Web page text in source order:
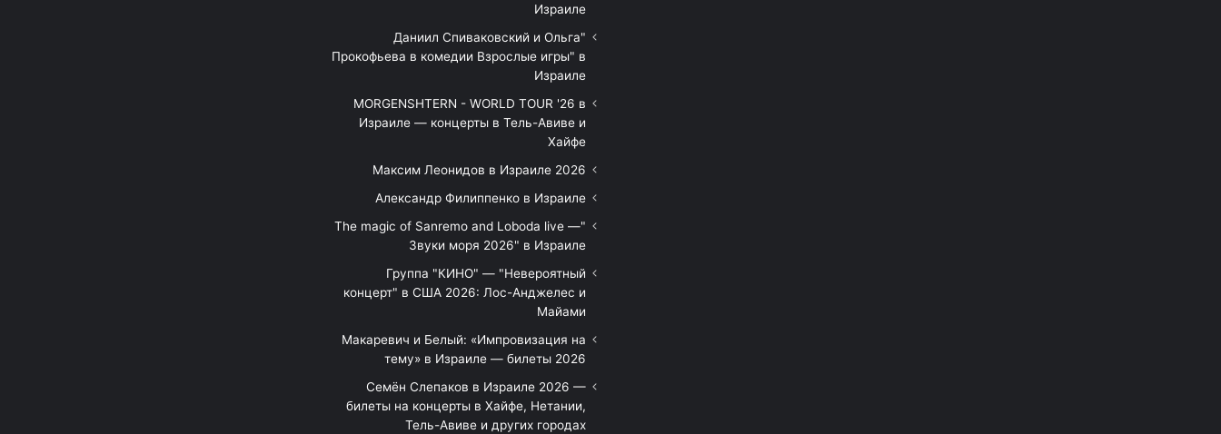
Израиле
"Даниил Спиваковский и Ольга
Прокофьева в комедии Взрослые игры" в
Израиле
MORGENSHTERN - WORLD TOUR '26 в
Израиле — концерты в Тель-Авиве и
Хайфе
Максим Леонидов в Израиле 2026
Александр Филиппенко в Израиле
"The magic of Sanremo and Loboda live —
Звуки моря 2026" в Израиле
Группа "КИНО" — "Невероятный
концерт" в США 2026: Лос-Анджелес и
Майами
Макаревич и Белый: «Импровизация на
тему» в Израиле — билеты 2026
Семён Слепаков в Израиле 2026 —
билеты на концерты в Хайфе, Нетании,
Тель-Авиве и других городах